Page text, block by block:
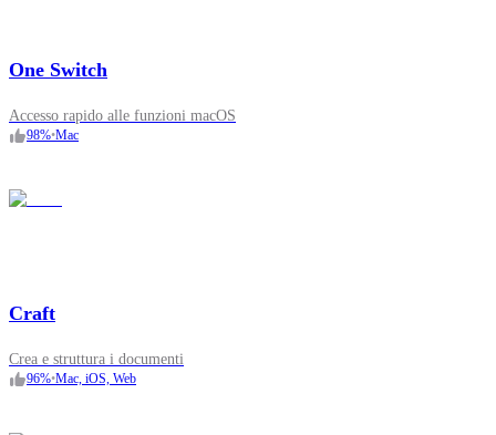
One Switch
Accesso rapido alle funzioni macOS
98%•Mac
Craft
Crea e struttura i documenti
96%•Mac, iOS, Web